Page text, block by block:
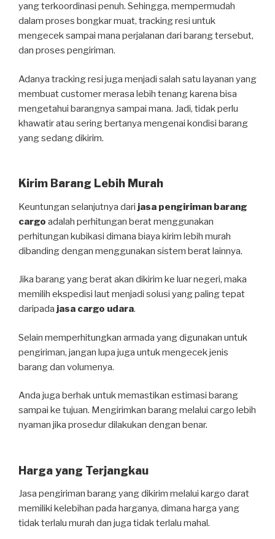
yang terkoordinasi penuh. Sehingga, mempermudah
dalam proses bongkar muat, tracking resi untuk
mengecek sampai mana perjalanan dari barang tersebut,
dan proses pengiriman.
Adanya tracking resi juga menjadi salah satu layanan yang
membuat customer merasa lebih tenang karena bisa
mengetahui barangnya sampai mana. Jadi, tidak perlu
khawatir atau sering bertanya mengenai kondisi barang
yang sedang dikirim.
Kirim Barang Lebih Murah
Keuntungan selanjutnya dari jasa pengiriman barang
cargo adalah perhitungan berat menggunakan
perhitungan kubikasi dimana biaya kirim lebih murah
dibanding dengan menggunakan sistem berat lainnya.
Jika barang yang berat akan dikirim ke luar negeri, maka
memilih ekspedisi laut menjadi solusi yang paling tepat
daripada jasa cargo udara.
Selain memperhitungkan armada yang digunakan untuk
pengiriman, jangan lupa juga untuk mengecek jenis
barang dan volumenya.
Anda juga berhak untuk memastikan estimasi barang
sampai ke tujuan. Mengirimkan barang melalui cargo lebih
nyaman jika prosedur dilakukan dengan benar.
Harga yang Terjangkau
Jasa pengiriman barang yang dikirim melalui kargo darat
memiliki kelebihan pada harganya, dimana harga yang
tidak terlalu murah dan juga tidak terlalu mahal.